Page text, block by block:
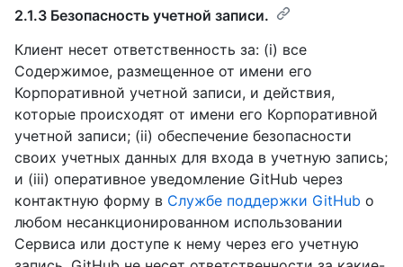
2.1.3 Безопасность учетной записи.
Клиент несет ответственность за: (i) все
Содержимое, размещенное от имени его
Корпоративной учетной записи, и действия,
которые происходят от имени его Корпоративной
учетной записи; (ii) обеспечение безопасности
своих учетных данных для входа в учетную запись;
и (iii) оперативное уведомление GitHub через
контактную форму в Службе поддержки GitHub о
любом несанкционированном использовании
Сервиса или доступе к нему через его учетную